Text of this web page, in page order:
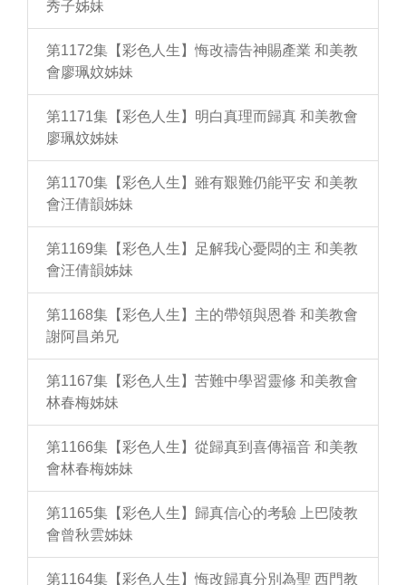
秀子姊妹
第1172集【彩色人生】悔改禱告神賜產業 和美教
會廖珮妏姊妹
第1171集【彩色人生】明白真理而歸真 和美教會
廖珮妏姊妹
第1170集【彩色人生】雖有艱難仍能平安 和美教
會汪倩韻姊妹
第1169集【彩色人生】足解我心憂悶的主 和美教
會汪倩韻姊妹
第1168集【彩色人生】主的帶領與恩眷 和美教會
謝阿昌弟兄
第1167集【彩色人生】苦難中學習靈修 和美教會
林春梅姊妹
第1166集【彩色人生】從歸真到喜傳福音 和美教
會林春梅姊妹
第1165集【彩色人生】歸真信心的考驗 上巴陵教
會曾秋雲姊妹
第1164集【彩色人生】悔改歸真分別為聖 西門教